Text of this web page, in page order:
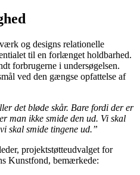
og designs relationelle
til en forlænget holdbarhed.
forbrugerne i undersøgelsen.
ved den gængse opfattelse af
det bløde skår. Bare fordi der er
man ikke smide den ud. Vi skal
skal smide tingene ud.”
projektstøtteudvalget for
Kunstfond, bemærkede: